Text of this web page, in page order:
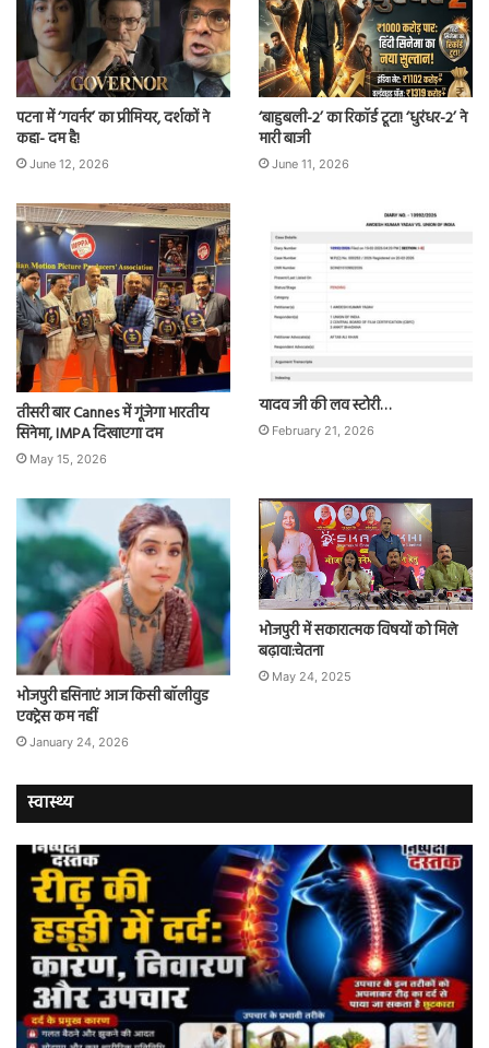
पटना में ‘गवर्नर’ का प्रीमियर, दर्शकों ने
कहा- दम है!
June 12, 2026
‘बाहुबली-2’ का रिकॉर्ड टूटा! ‘धुरंधर-2’ ने
मारी बाजी
June 11, 2026
तीसरी बार Cannes में गूंजेगा भारतीय
सिनेमा, IMPA दिखाएगा दम
May 15, 2026
यादव जी की लव स्टोरी…
February 21, 2026
भोजपुरी हसिनाएं आज किसी बॉलीवुड
एक्ट्रेस कम नहीं
January 24, 2026
भोजपुरी में सकारात्मक विषयों को मिले
बढ़ावा:चेतना
May 24, 2025
स्वास्थ्य